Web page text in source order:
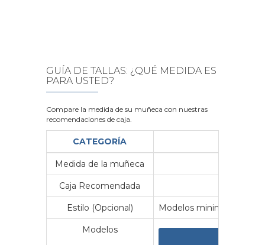
GUÍA DE TALLAS: ¿QUÉ MEDIDA ES
PARA USTED?
Compare la medida de su muñeca con nuestras
recomendaciones de caja.
CATEGORÍA
Medida de la muñeca
Caja Recomendada
Estilo (Opcional) Modelos minimalistas y
Modelos